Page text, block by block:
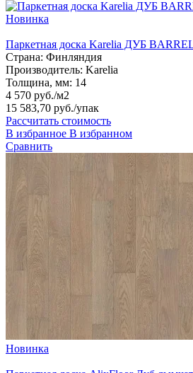
Новинка
Паркетная доска Karelia ДУБ
Страна: Финляндия
Производитель: Karelia
Толщина, мм: 14
4 570 руб./м2
15 583,70 руб./упак
Рассчитать стоимость
В избранное В избранном
Сравнить
Новинка